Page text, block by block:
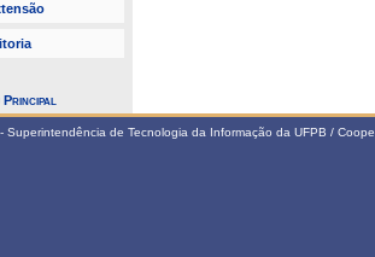
Superintendência de Tecnologia da Informação da UFPB /